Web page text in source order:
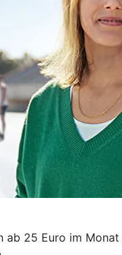
ab 25 Euro im Monat